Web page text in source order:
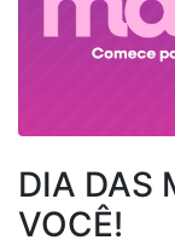
DIA DAS
VOCÊ!